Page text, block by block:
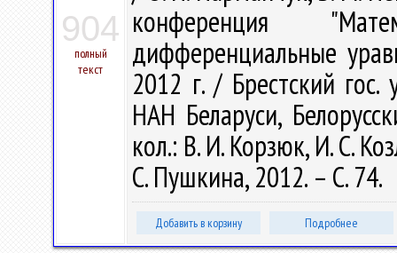
904
полный
текст
конференция
дифференциальные
2012 г. / Брестский
НАН Беларуси,
кол.: В. И. Корзюк, И. С.
С. Пушкина, 2012. – С. 74.
Добавить в корзину Подробнее